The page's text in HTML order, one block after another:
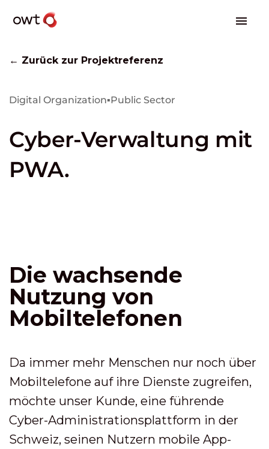
← Zurück zur Projektreferenz
Digital Organization▪Public Sector
Cyber-Verwaltung mit
PWA.
Die wachsende
Nutzung von
Mobiltelefonen
Da immer mehr Menschen nur noch über
Mobiltelefone auf ihre Dienste zugreifen,
möchte unser Kunde, eine führende
Cyber-Administrationsplattform in der
Schweiz, seinen Nutzern mobile App-